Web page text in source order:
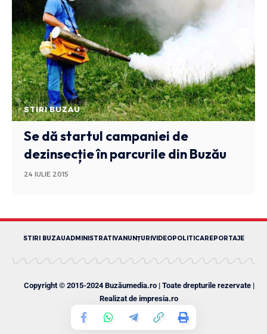
STIRI BUZAU
Se dă startul campaniei de
dezinsecție în parcurile din Buzău
24 IULIE 2015
STIRI BUZAUADMINISTRATIVANUNȚURI VIDEOPOLITICAREPORTAJE
Copyright © 2015-2024 Buzăumedia.ro | Toate drepturile rezervate |
Realizat de impresia.ro